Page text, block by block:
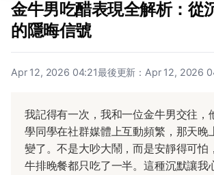
金牛男吃醋表現全解析：從
的隱晦信號
Apr 12, 2026 04:21最後更新：Apr 12, 2026
我記得有一次，我和一位金牛男交往，
學同學在社群媒體上互動頻繁，那天晚
變了。不是大吵大鬧，而是安靜得可怕
牛排晚餐都只吃了一半。這種沉默讓我